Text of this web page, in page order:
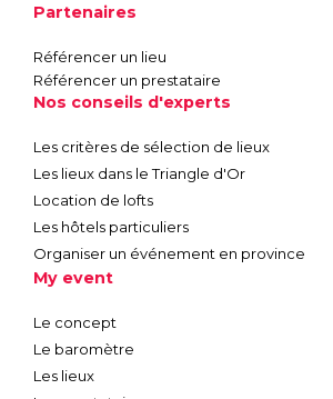
Partenaires
Référencer un lieu
Référencer un prestataire
Nos conseils d'experts
Les critères de sélection de lieux
Les lieux dans le Triangle d'Or
Location de lofts
Les hôtels particuliers
Organiser un événement en province
My event
Le concept
Le baromètre
Les lieux